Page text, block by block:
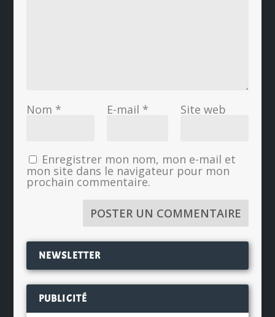
Nom * E-mail * Site web
Enregistrer mon nom, mon e-mail et
mon site dans le navigateur pour mon
prochain commentaire.
NEWSLETTER
PUBLICITÉ